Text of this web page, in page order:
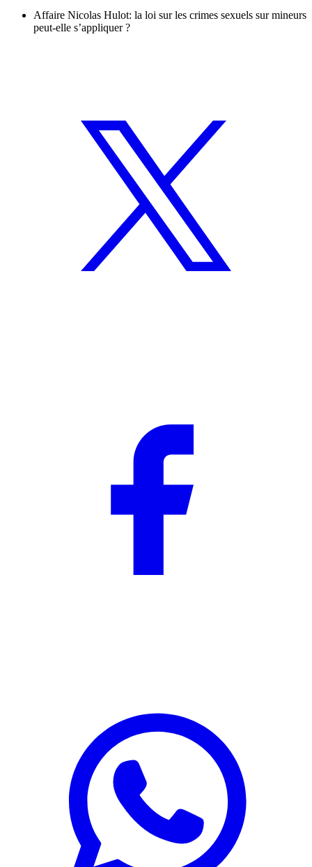
Affaire Nicolas Hulot: la loi sur les crimes sexuels sur mineurs
peut-elle s’appliquer ?